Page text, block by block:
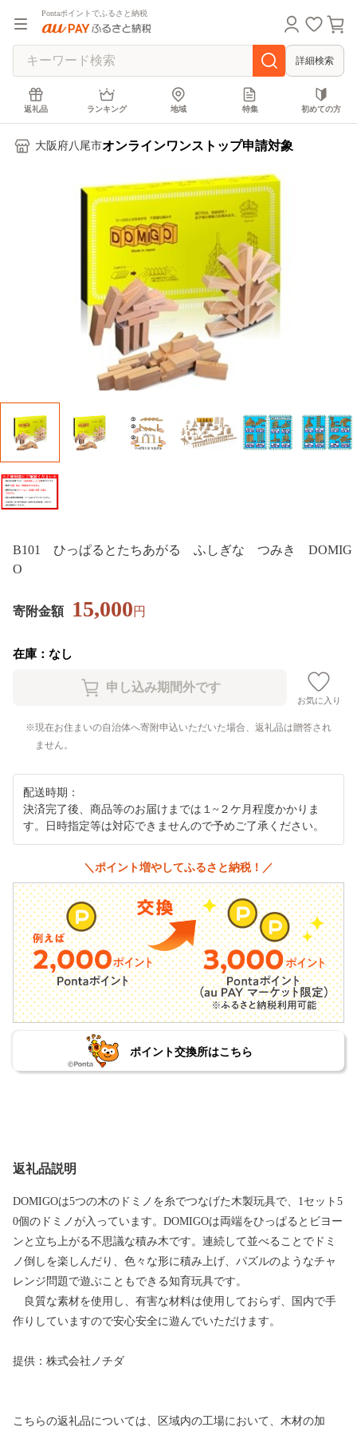
Pontaポイントでふるさと納税
詳細検索
返礼品 ランキング 地域 特集 初めての方
大阪府八尾市オンラインワンストップ申請対象
B101 ひっぱるとたちあがる ふしぎな つみき DOMIG
O
寄附金額 15,000円
在庫：なし
お気に入り
現在お住まいの自治体へ寄附申込いただいた場合、返礼品は贈答され
ません。
配送時期：
決済完了後、商品等のお届けまでは１~２ケ月程度かかりま
す。日時指定等は対応できませんので予めご了承ください。
＼ポイント増やしてふるさと納税！／
ポイント交換所はこちら
返礼品説明
DOMIGOは5つの木のドミノを糸でつなげた木製玩具で、1セット5
0個のドミノが入っています。DOMIGOは両端をひっぱるとビヨー
ンと立ち上がる不思議な積み木です。連続して並べることでドミ
ノ倒しを楽しんだり、色々な形に積み上げ、パズルのようなチャ
レンジ問題で遊ぶこともできる知育玩具です。
良質な素材を使用し、有害な材料は使用しておらず、国内で手
作りしていますので安心安全に遊んでいただけます。
提供：株式会社ノチダ
こちらの返礼品については、区域内の工場において、木材の加